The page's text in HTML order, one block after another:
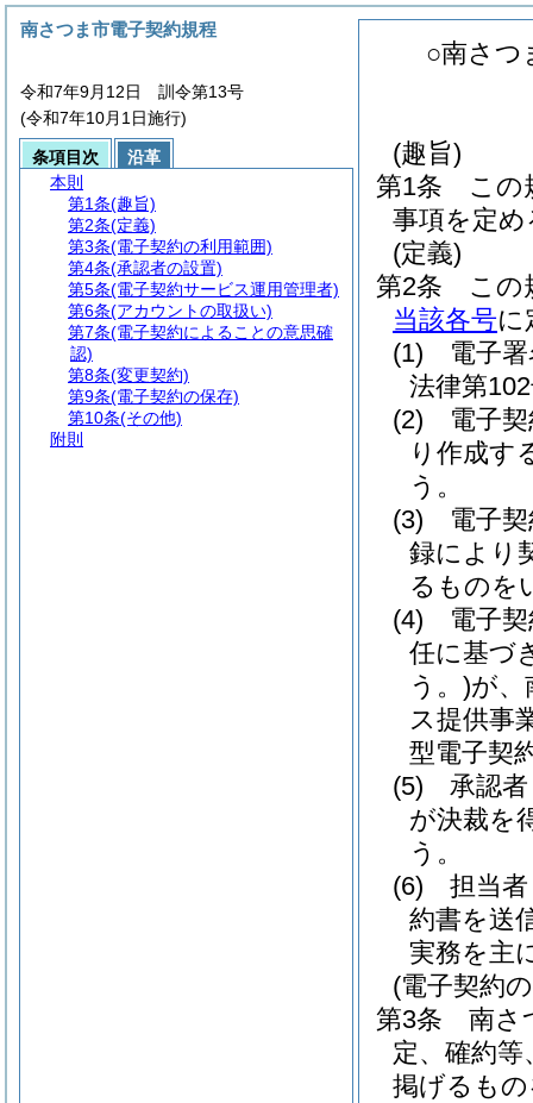
○南さつ
(趣旨)
第1条
この
事項を定
(定義)
第2条
この
当該各号に
(1)
電子
法律第
(2)
電子
り作成す
う。
(3)
電子
録により
るものを
(4)
電子
任に基づ
う。)が、
ス提供事
型電子契
(5)
承認
が決裁を
う。
(6)
担当
約書を送
実務を主
(電子契約
第3条
南さ
定、確約
掲げるも
南さつま市電子契約規程
令和7年9月12日 訓令第13号
(令和7年10月1日施行)
条項目次
沿革
本則
第1条(趣旨)
第2条(定義)
第3条(電子契約の利用範囲)
第4条(承認者の設置)
第5条(電子契約サービス運用管理者)
第6条(アカウントの取扱い)
第7条(電子契約によることの意思確
認)
第8条(変更契約)
第9条(電子契約の保存)
第10条(その他)
附則